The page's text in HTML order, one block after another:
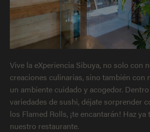
Vive la eXperiencia Sibuya, no solo con
creaciones culinarias, sino también con
un ambiente cuidado y acogedor.
variedades de sushi, déjate sorprender
los Flamed Rolls, ¡te encantarán! Haz ya
nuestro restaurante.